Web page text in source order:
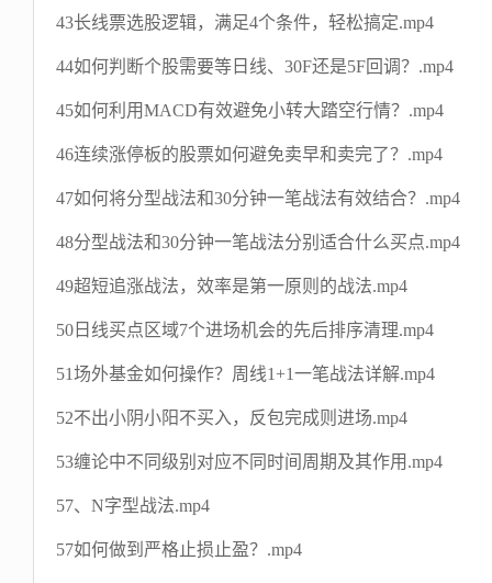
43长线票选股逻辑，满足4个条件，轻松搞定.mp4
44如何判断个股需要等日线、30F还是5F回调？.mp4
45如何利用MACD有效避免小转大踏空行情？.mp4
46连续涨停板的股票如何避免卖早和卖完了？.mp4
47如何将分型战法和30分钟一笔战法有效结合？.mp4
48分型战法和30分钟一笔战法分别适合什么买点.mp4
49超短追涨战法，效率是第一原则的战法.mp4
50日线买点区域7个进场机会的先后排序清理.mp4
51场外基金如何操作？周线1+1一笔战法详解.mp4
52不出小阴小阳不买入，反包完成则进场.mp4
53缠论中不同级别对应不同时间周期及其作用.mp4
57、N字型战法.mp4
57如何做到严格止损止盈？.mp4